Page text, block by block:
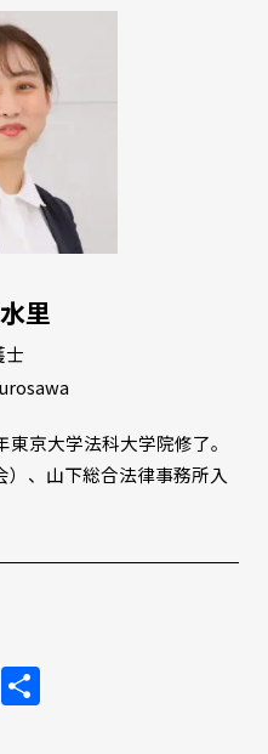
里
士
京大学法科大学院修了。
、山下総合法律事務所入
Link
共